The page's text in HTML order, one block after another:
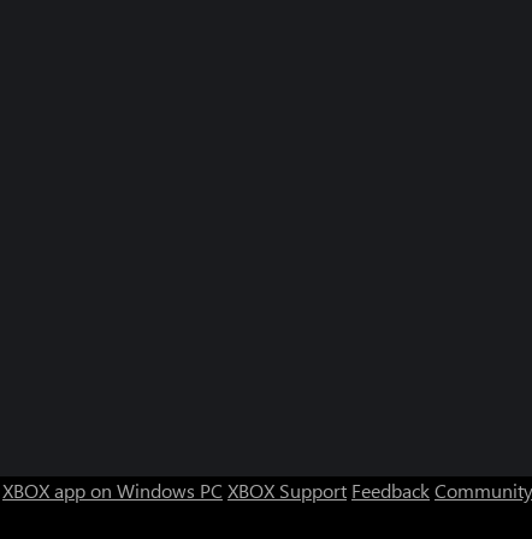
XBOX app on Windows PC XBOX Support Feedback